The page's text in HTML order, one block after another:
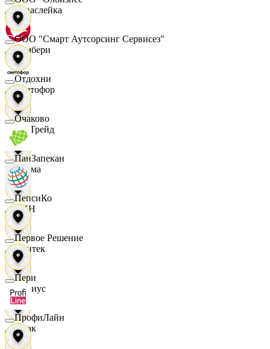
Саваслейка
Самбери
Светофор
СетТрейд
Сигма
СИН
Синтек
Сириус
Смак
ООО "Смарт Аутсорсинг Сервисез"
Отдохни
Очаково
ПанЗапекан
ПепсиКо
Первое Решение
Пери
ПрофиЛайн